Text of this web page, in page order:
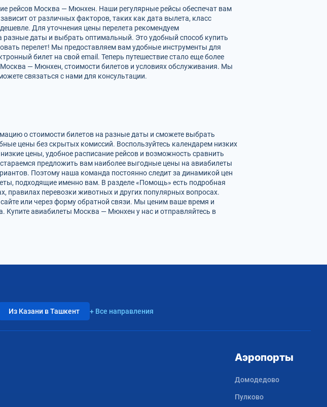
рейсов Москва — Мюнхен. Наши регулярные рейсы обеспечат вам
от различных факторов, таких как дата вылета, класс
Для уточнения цены перелета рекомендуем
даты и выбрать оптимальный. Это удобный способ купить
перелет! Мы предоставляем вам удобные инструменты для
билет на свой email. Теперь путешествие стало еще более
— Мюнхен, стоимости билетов и условиях обслуживания. Мы
связаться с нами для консультации.
о стоимости билетов на разные даты и сможете выбрать
цены без скрытых комиссий. Воспользуйтесь календарем низких
цены, удобное расписание рейсов и возможность сравнить
предложить вам наиболее выгодные цены на авиабилеты
Поэтому наша команда постоянно следит за динамикой цен
подходящие именно вам. В разделе «Помощь» есть подробная
правилах перевозки животных и других популярных вопросах.
или через форму обратной связи. Мы ценим ваше время и
авиабилеты Москва — Мюнхен у нас и отправляйтесь в
Из Казани в Ташкент + Все направления
Аэропорты
Домодедово
Пулково